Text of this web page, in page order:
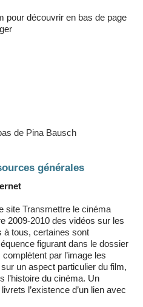
pour découvrir en bas de page
de Pina Bausch
générales
site Transmettre le cinéma
2009-2010 des vidéos sur les
à tous, certaines sont
figurant dans le dossier
par l’image les
un aspect particulier du film,
l’histoire du cinéma. Un
l’existence d’un lien avec